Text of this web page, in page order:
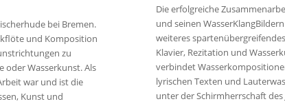
bei Bremen.
und Komposition
zu
oder Wasserkunst. Als
war und ist die
Kunst und
Die erfolgreiche
und seinen
weiteres
Klavier, Rezitation und
verbindet
lyrischen Texten und
unter der Schirmherrschaft